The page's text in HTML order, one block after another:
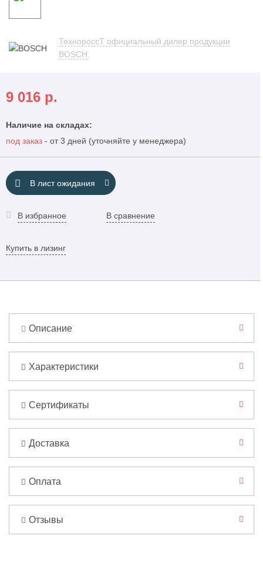
ТехнороссТ официальный дилер продукции
BOSCH
9 016 р.
Наличие на складах:
под заказ - от 3 дней (уточняйте у менеджера)
В лист ожидания
В избранное В сравнение
Купить в лизинг
Описание
Характеристики
Сертификаты
Доставка
Оплата
Отзывы